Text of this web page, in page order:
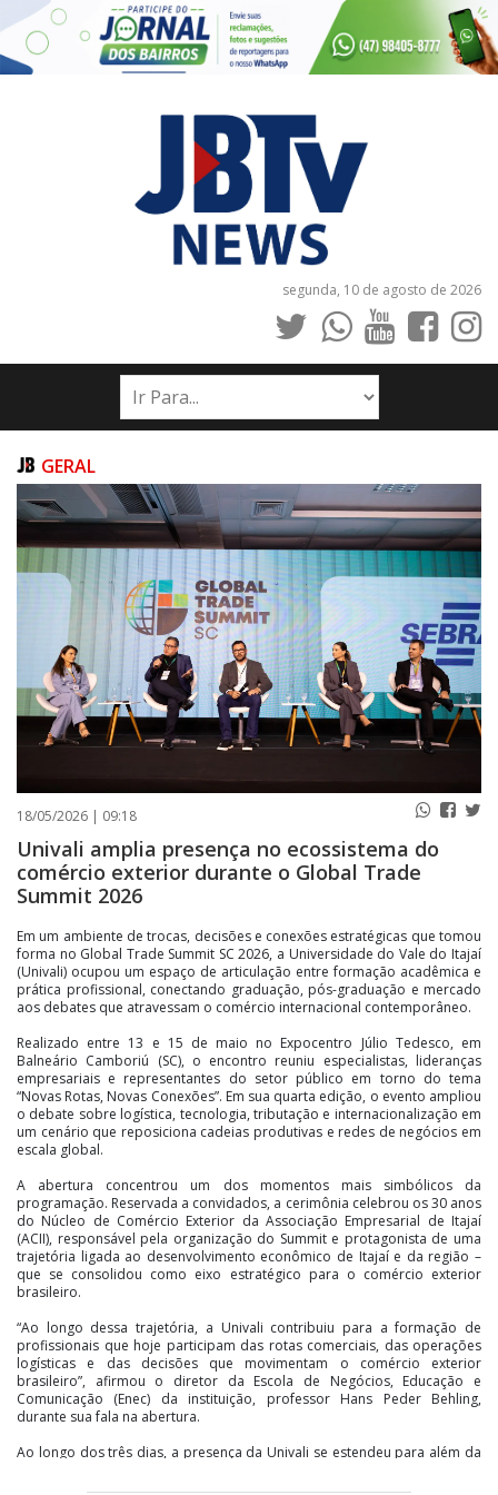
segunda, 10 de agosto de 2026
INÍCIO
NOTÍCIAS
PUBLICAÇÕES LEGAIS
CONTATO
GERAL
18/05/2026 | 09:18
Univali amplia presença no ecossistema do
comércio exterior durante o Global Trade
Summit 2026
Em um ambiente de trocas, decisões e conexões estratégicas que tomou
forma no Global Trade Summit SC 2026, a Universidade do Vale do Itajaí
(Univali) ocupou um espaço de articulação entre formação acadêmica e
prática profissional, conectando graduação, pós-graduação e mercado
aos debates que atravessam o comércio internacional contemporâneo.
Realizado entre 13 e 15 de maio no Expocentro Júlio Tedesco, em
Balneário Camboriú (SC), o encontro reuniu especialistas, lideranças
empresariais e representantes do setor público em torno do tema
“Novas Rotas, Novas Conexões”. Em sua quarta edição, o evento ampliou
o debate sobre logística, tecnologia, tributação e internacionalização em
um cenário que reposiciona cadeias produtivas e redes de negócios em
escala global.
A abertura concentrou um dos momentos mais simbólicos da
programação. Reservada a convidados, a cerimônia celebrou os 30 anos
do Núcleo de Comércio Exterior da Associação Empresarial de Itajaí
(ACII), responsável pela organização do Summit e protagonista de uma
trajetória ligada ao desenvolvimento econômico de Itajaí e da região –
que se consolidou como eixo estratégico para o comércio exterior
brasileiro.
“Ao longo dessa trajetória, a Univali contribuiu para a formação de
profissionais que hoje participam das rotas comerciais, das operações
logísticas e das decisões que movimentam o comércio exterior
brasileiro”, afirmou o diretor da Escola de Negócios, Educação e
Comunicação (Enec) da instituição, professor Hans Peder Behling,
durante sua fala na abertura.
Ao longo dos três dias, a presença da Univali se estendeu para além da
professores dos cursos de Administração, Ciências Contábeis e